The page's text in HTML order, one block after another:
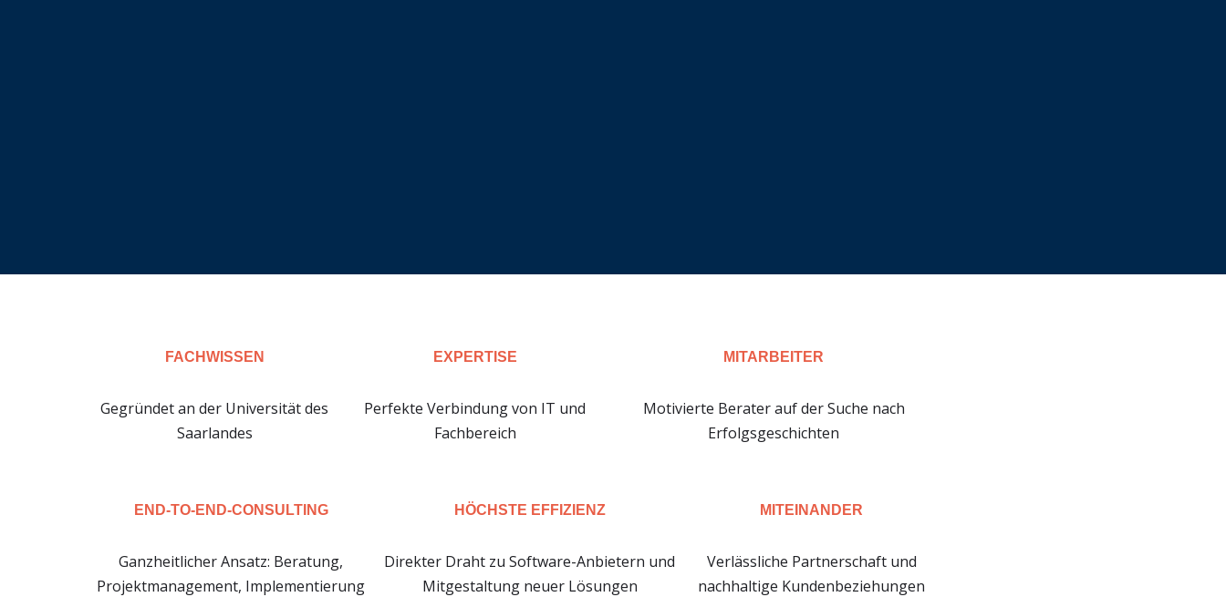
FACHWISSEN
Gegründet an der Universität des
Saarlandes
EXPERTISE
Perfekte Verbindung von IT und
Fachbereich
MITARBEITER
Motivierte Berater auf der Suche nach
Erfolgsgeschichten
END-TO-END-CONSULTING
Ganzheitlicher Ansatz: Beratung,
Projektmanagement, Implementierung
HÖCHSTE EFFIZIENZ
Direkter Draht zu Software-Anbietern und
Mitgestaltung neuer Lösungen
MITEINANDER
Verlässliche Partnerschaft und
nachhaltige Kundenbeziehungen